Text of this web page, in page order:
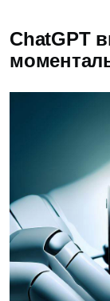
ChatGPT